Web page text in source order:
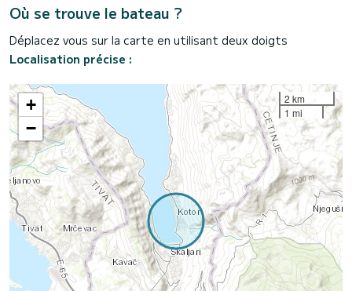
Où se trouve le bateau ?
Déplacez vous sur la carte en utilisant deux doigts
Localisation précise :
+
−
2 km
1 mi